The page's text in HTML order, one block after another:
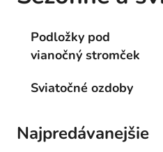
Podložky pod
vianočný stromček
Sviatočné ozdoby
Najpredávanejšie